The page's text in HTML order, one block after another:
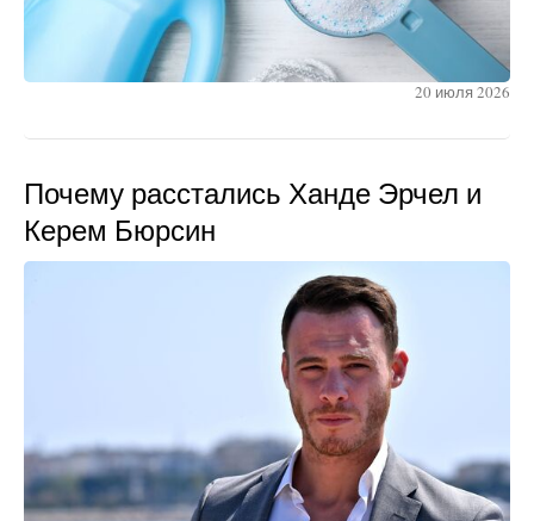
20 июля 2026
Почему расстались Ханде Эрчел и
Керем Бюрсин